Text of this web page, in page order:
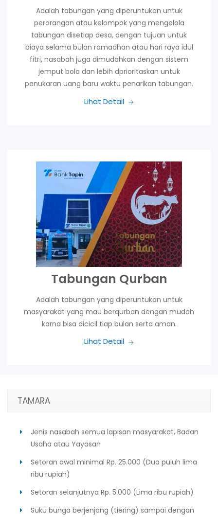
Adalah tabungan yang diperuntukan untuk
perorangan atau kelompok yang mengelola
tabungan disetiap desa, dengan tujuan untuk
biaya selama bulan ramadhan atau hari raya idul
fitri, nasabah juga dimudahkan dengan sistem
jemput bola dan lebih dprioritaskan untuk
penukaran uang baru waktu penarikan tabungan.
Lihat Detail
Tabungan Qurban
Adalah tabungan yang diperuntukan untuk
masyarakat yang mau berqurban dengan mudah
karna bisa dicicil tiap bulan serta aman.
Lihat Detail
TAMARA
Jenis nasabah semua lapisan masyarakat, Badan
Usaha atau Yayasan
Setoran awal minimal Rp. 25.000 (Dua puluh lima
ribu rupiah)
Setoran selanjutnya Rp. 5.000 (Lima ribu rupiah)
Suku bunga berjenjang (tiering) sampai dengan